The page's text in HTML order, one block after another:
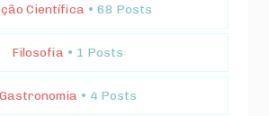
Científica • 68 Posts
Filosofia • 1 Posts
Gastronomia • 4 Posts